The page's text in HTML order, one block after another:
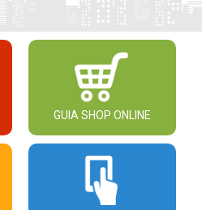
GUIA SHOP ONLINE